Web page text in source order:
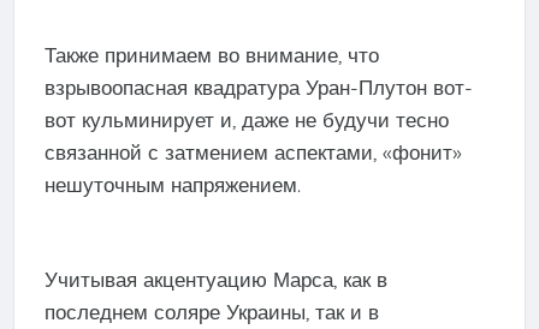
Также принимаем во внимание, что
взрывоопасная квадратура Уран-Плутон вот-
вот кульминирует и, даже не будучи тесно
связанной с затмением аспектами, «фонит»
нешуточным напряжением.
Учитывая акцентуацию Марса, как в
последнем соляре Украины, так и в